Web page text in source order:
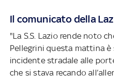
Il comunicato della
"La S.S. Lazio rende noto
Pellegrini questa mattina
incidente stradale alle
che si stava recando